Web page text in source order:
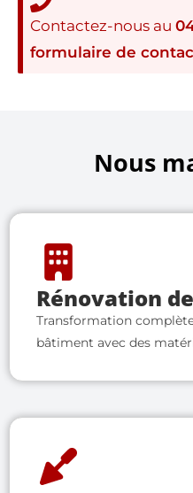
Contactez-nous au
formulaire de
Nous
Rénovation
Transformation
bâtiment avec des